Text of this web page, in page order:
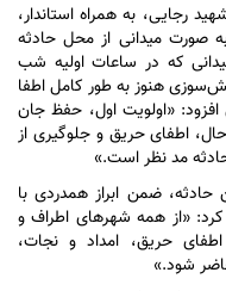
رجایی، به همراه استاندار،
صورت میدانی از محل حادثه
که در ساعات اولیه شب
هنوز به طور کامل اطفا
«اولویت اول، حفظ جان
اطفای حریق و جلوگیری از
مد نظر است.»
حادثه، ضمن ابراز همدردی با
کرد: «از همه شهر‌های اطراف و
حریق، امداد و نجات،
شود.»